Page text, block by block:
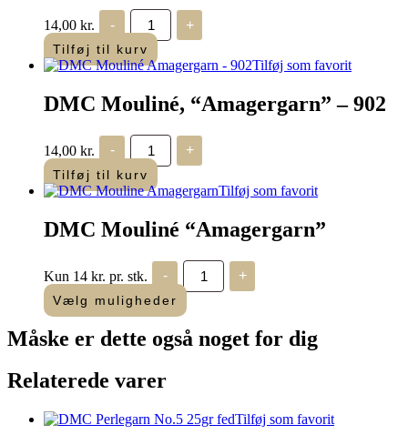
14,00 kr. -
DMC
Mouliné,
“Amagergarn”
–
905
+
Tilføj til kurv
Tilføj som favorit
DMC Mouliné, “Amagergarn” – 902
14,00 kr. -
DMC
Mouliné,
“Amagergarn”
–
902
+
Tilføj til kurv
Tilføj som favorit
DMC Mouliné “Amagergarn”
Kun 14 kr. pr. stk. -
DMC
Mouliné
"Amagergarn"
antal
+
Vælg muligheder
Måske er dette også noget for dig
Relaterede varer
Tilføj som favorit